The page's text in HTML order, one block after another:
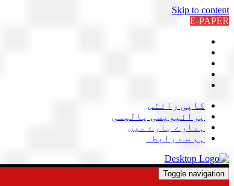
Skip to content
E-PAPER
کاپی رائٹس
پرائیویسی پالیسی
ہمارے بارے میں
ہم سے رابطہ
Toggle navigation